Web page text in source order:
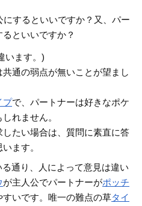
するといいですか？又、パー
といいですか？
います。)
通の弱点が無いことが望まし
プで、パートナーは好きなポケ
れません。
たい場合は、質問に素直に答
ます。
通り、人によって意見は違い
が主人公でパートナーがポッチ
すいです。唯一の難点の草タイ